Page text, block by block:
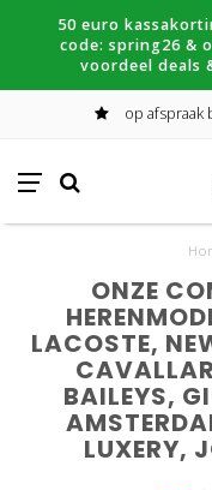
50 euro
code: spring26 &
voordeel deals
op
ONZE
LACOSTE,
BAILEYS,
LUXERY,